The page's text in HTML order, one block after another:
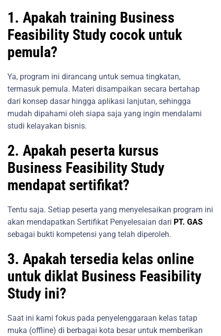
1. Apakah training Business
Feasibility Study cocok untuk
pemula?
Ya, program ini dirancang untuk semua tingkatan,
termasuk pemula. Materi disampaikan secara bertahap
dari konsep dasar hingga aplikasi lanjutan, sehingga
mudah dipahami oleh siapa saja yang ingin mendalami
studi kelayakan bisnis.
2. Apakah peserta kursus
Business Feasibility Study
mendapat sertifikat?
Tentu saja. Setiap peserta yang menyelesaikan program ini
akan mendapatkan Sertifikat Penyelesaian dari PT. GAS
sebagai bukti kompetensi yang telah diperoleh.
3. Apakah tersedia kelas online
untuk diklat Business Feasibility
Study ini?
Saat ini kami fokus pada penyelenggaraan kelas tatap
muka (offline) di berbagai kota besar untuk memberikan